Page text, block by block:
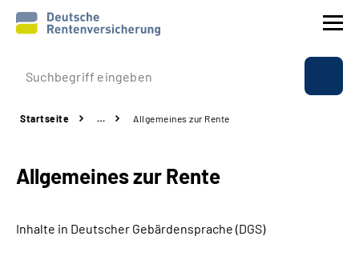
Prävention
Rente
Beratung & Kontakt
Startseite … Allgemeines zur Rente
Allgemeines zur Rente
Inhalte in Deutscher Gebärdensprache (DGS)